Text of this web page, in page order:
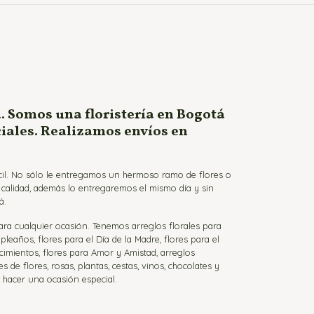
una floristería en Bogotá
Realizamos envíos en
No sólo le entregamos un hermoso ramo de flores o
además lo entregaremos el mismo día y sin
cualquier ocasión. Tenemos arreglos florales para
flores para el Día de la Madre, flores para el
flores para Amor y Amistad, arreglos
de flores, rosas, plantas, cestas, vinos, chocolates y
una ocasión especial.